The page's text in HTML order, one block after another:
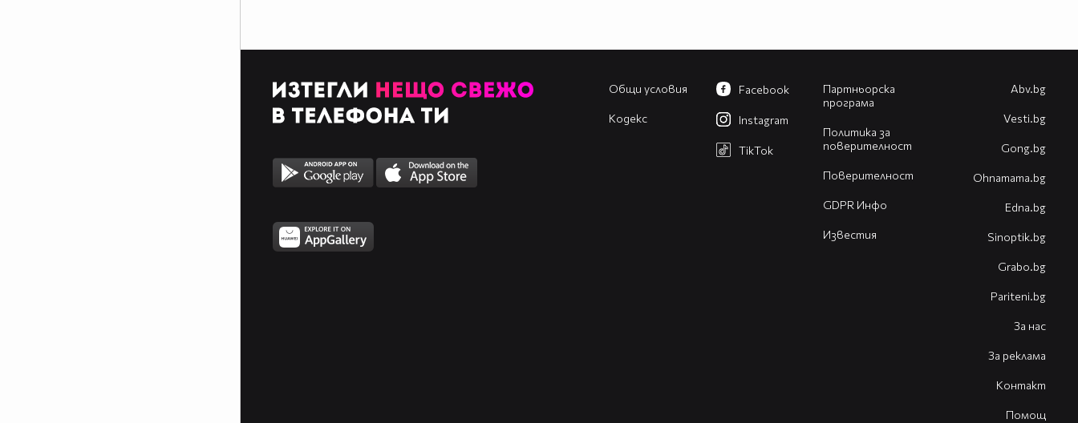
Общи условия
Кодекс
Партньорска
програма
Политика за
поверителност
Поверителност
GDPR Инфо
Известия
Facebook
Instagram
TikTok
Abv.bg
Vesti.bg
Gong.bg
Оhnamama.bg
Edna.bg
Sinoptik.bg
Grabo.bg
Pariteni.bg
За нас
За реклама
Контакт
Помощ